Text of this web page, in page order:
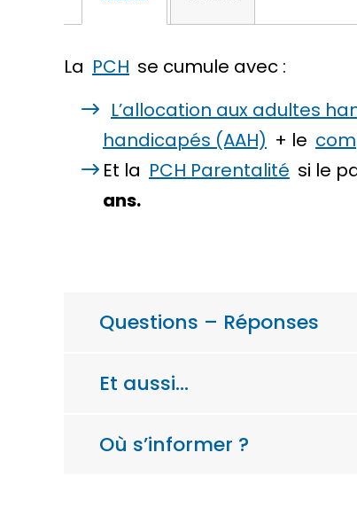
La PCH se cumule avec :
L’allocation aux adultes
handicapés (AAH) + le
Et la PCH Parentalité si le
ans.
Questions – Réponses
Et aussi…
Où s’informer ?